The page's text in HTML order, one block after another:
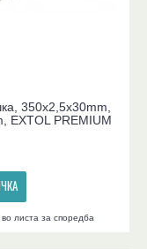
350x2,5x30mm,
EXTOL PREMIUM
листа за споредба